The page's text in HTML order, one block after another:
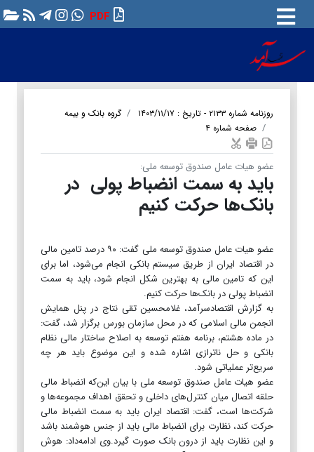
PDF
روزنامه شماره ۲۱۳۳ - تاریخ : ۱۴۰۳/۱۱/۱۷
گروه بانک و بیمه
صفحه شماره ۴
عضو هیات عامل صندوق توسعه ملی:
باید به سمت انضباط پولی در
بانک‌ها حرکت کنیم
عضو هیات عامل صندوق توسعه ملی گفت: ۹۰ درصد تامین مالی
در اقتصاد ایران از طریق سیستم بانکی انجام می‌شود، اما برای
این که تامین مالی به بهترین شکل انجام شود، باید به سمت
انضباط پولی در بانک‌ها حرکت کنیم.
به گزارش اقتصادسرآمد، غلامحسین تقی نتاج در پنل همایش
انجمن مالی اسلامی که در محل سازمان بورس برگزار شد، گفت:
در ماده هشتم، برنامه هفتم توسعه به اصلاح ساختار مالی نظام
بانکی و حل ناترازی اشاره شده و این موضوع باید هر چه
سریع‌تر عملیاتی شود.
عضو هیات عامل صندوق توسعه ملی با بیان این‌که انضباط مالی
حلقه اتصال میان کنترل‌های داخلی و تحقق اهداف مجموعه‌ها و
شرکت‌ها است، گفت: اقتصاد ایران باید به سمت انضباط مالی
حرکت کند، نظارت برای انضباط مالی باید از جنس هوشمند باشد
و این نظارت باید از درون بانک صورت گیرد.وی ادامه‌داد: هوش